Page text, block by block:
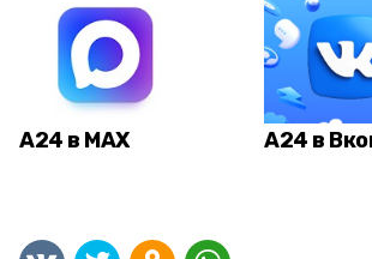
А24 в MAX А24 в